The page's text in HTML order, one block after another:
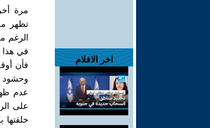
اخر الافلام
مرة
تظهر
الرغم
في
فأن
وحشود
عدم
على
خلقتها